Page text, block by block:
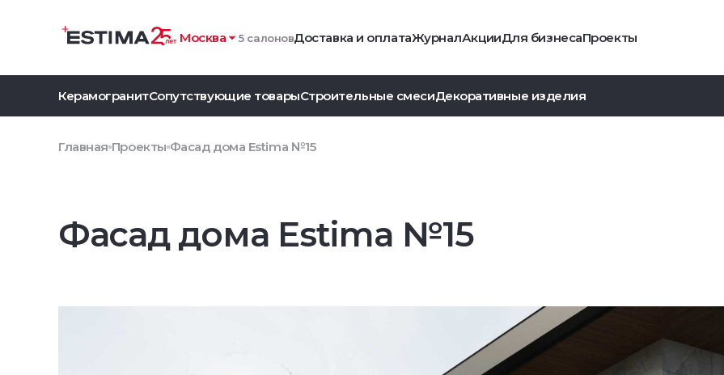
Москва 5 салоновДоставка и оплатаЖурналАкцииДля бизнесаПроекты
КерамогранитСопутствующие товарыСтроительные смесиДекоративные изделия
Главная Проекты Фасад дома Estima №15
Фасад дома Estima №15